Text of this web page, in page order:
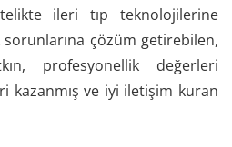
ileri tıp teknolojilerine
çözüm getirebilen,
profesyonellik değerleri
kazanmış ve iyi iletişim kuran